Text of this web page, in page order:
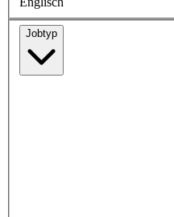
Jobtyp